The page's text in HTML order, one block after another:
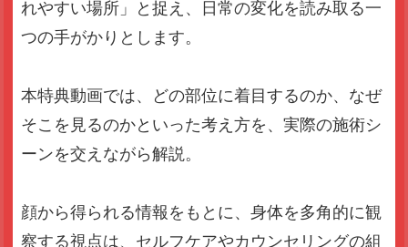
れやすい場所」と捉え、
日常の変化を読み取る一
つの手がかりとします。
本特典動画では、どの部位に着目するのか、 なぜ
そこを見るのかといった考え方を、実際の施術シ
ーンを交えながら解説。
顔から得られる情報をもとに、身体を多角的に観
察する視点は、 セルフケアやカウンセリングの組